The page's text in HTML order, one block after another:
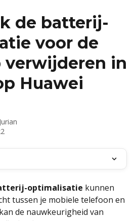
de batterij-
voor de
verwijderen in
Huawei
Jurian
optimalisatie kunnen
tussen je mobiele telefoon en
de nauwkeurigheid van